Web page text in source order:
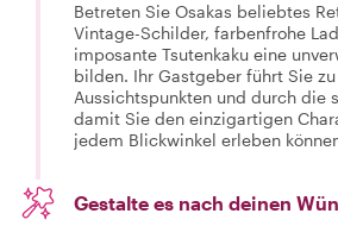
Betreten Sie Osakas beliebtes
Vintage-Schilder, farbenfrohe
imposante Tsutenkaku eine
bilden. Ihr Gastgeber führt Sie
Aussichtspunkten und durch die
damit Sie den einzigartigen
jedem Blickwinkel erleben
Gestalte es nach deinen